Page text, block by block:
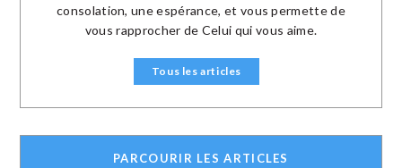
consolation, une espérance, et vous permette de
vous rapprocher de Celui qui vous aime.
Tous les articles
PARCOURIR LES ARTICLES